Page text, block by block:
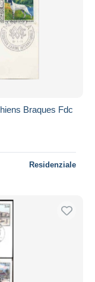
Braques Fdc
Residenziale